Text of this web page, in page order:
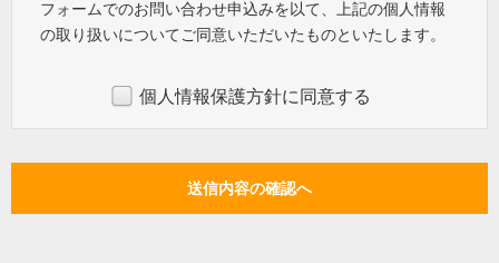
フォームでのお問い合わせ申込みを以て、上記の個人情報
の取り扱いについてご同意いただいたものといたします。
個人情報保護方針に同意する